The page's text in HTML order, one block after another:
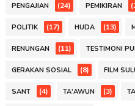
PENGAJIAN (24) PEMIKIRAN
POLITIK (17) HUDA (13)
RENUNGAN (11) TESTIMONI
GERAKAN SOSIAL (8) FILM
SANT (4) TA'AWUN (3)